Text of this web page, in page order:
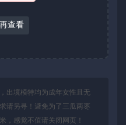
查看
出境模特均为成年女性且无
请另寻！避免为了三瓜两枣
，感觉不值请关闭网页！